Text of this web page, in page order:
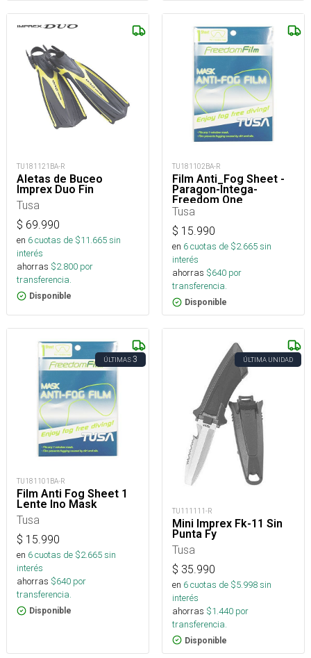
TU181121BA-R
Aletas de Buceo
Imprex Duo Fin
Tusa
$ 69.990
en 6cuotas de $11.665sin
interés
ahorras $2.800 por
transferencia.
Disponible
TU181102BA-R
Film Anti_Fog Sheet -
Paragon-Intega-
Freedom One
Tusa
$ 15.990
en 6cuotas de $2.665sin
interés
ahorras $640 por
transferencia.
Disponible
ÚLTIMAS3
TU181101BA-R
Film Anti Fog Sheet 1
Lente Ino Mask
Tusa
$ 15.990
en 6cuotas de $2.665sin
interés
ahorras $640 por
transferencia.
Disponible
ÚLTIMA UNIDAD
TU111111-R
Mini Imprex Fk-11 Sin
Punta Fy
Tusa
$ 35.990
en 6cuotas de $5.998sin
interés
ahorras $1.440 por
transferencia.
Disponible